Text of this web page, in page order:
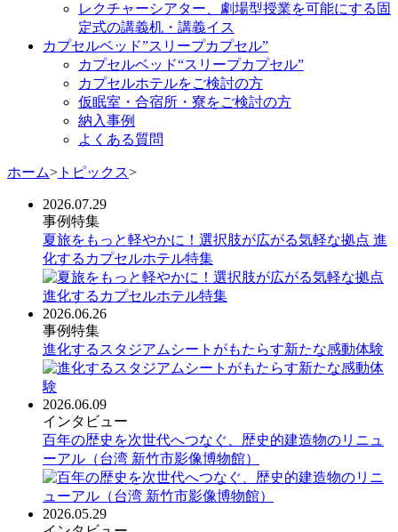
レクチャーシアター、劇場型授業を可能にする固
定式の講義机・講義イス
カプセルベッド”スリープカプセル”
カプセルベッド“スリープカプセル”
カプセルホテルをご検討の方
仮眠室・合宿所・寮をご検討の方
納入事例
よくある質問
ホーム> トピックス>
2026.07.29
事例特集
夏旅をもっと軽やかに！選択肢が広がる気軽な拠点 進
化するカプセルホテル特集
2026.06.26
事例特集
進化するスタジアムシートがもたらす新たな感動体験
2026.06.09
インタビュー
百年の歴史を次世代へつなぐ、歴史的建造物のリニュ
ーアル（台湾 新竹市影像博物館）
2026.05.29